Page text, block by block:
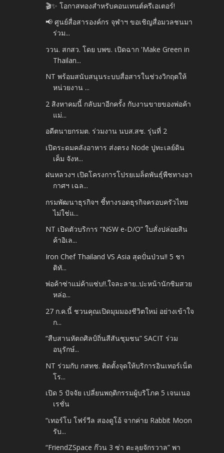
🎬✨ โอกาสทองสำหรับคอนเทนต์ครีเอเตอร์!
📢 ศูนย์สื่อสารองค์กร จุฬาฯ ขอเชิญสื่อมวลชนมา
ร่วม...
ววน. สกสว. โดย บพข. เปิดฉาก 'Make Green in
Thailan...
NT พร้อมสนับสนุนระบบสื่อสารในช่วงวิกฤตให้
หน่วยงาน ...
2 สิงหาคมนี้ กลับมาอีกครั้ง กับงานขายของพ่อค้า
แม่...
อดีตนายกรมต. ร่วมงาน นบส.สช. รุ่นที่ 2
เปิดระดมคลังอาหาร ส่งตรง Node ปูทะเลย์ดิน
เค็ม จังห...
ฝนหลวงฯ เปิดโครงการโปรยเมล็ดพันธุ์พืชทางอา
กาศฯ เฉล...
กรมพัฒนาธุรกิจฯ ชี้ทางรอดธุรกิจครอบครัวไทย
ไม่ใช่แ...
NT เปิดตัวบริการ “NSW e-D/O” ใบสั่งปล่อยสิน
ค้าอิเล...
Iron Chef Thailand VS Asia สุดปั่นป่วน!! 5 ชา
ติทั...
พ่อค้าซ่าแม่ค้าแซ่บ!!.ใจละลาย..ปะหน้านักชิมสวย
หล่อ...
27 ก.ค.นี้ ชวนคุณเปิดมุมมองชีวิตใหม่ อย่างเข้าใจ
ก...
“สืบสานหัตถศิลป์ถิ่นสีสันชุมชน” SACIT ร่วม
อนุรักษ์...
NT ร่วมกับ กสทช. ติดตั้งจุดให้บริการอินเทอร์เน็ต
โร...
เปิด 5 ปัจจัย เปลี่ยนพฤติกรรมผู้บริโภค 5 เจนเนอ
เรชั่น
“เทอร์โบ โฟร์วีล สองดูโอ้ จากค่าย Rabbit Moon
รับ...
“FriendZSpace ก๊วน 3 ซ่า ตะลุยจักรวาล” พา